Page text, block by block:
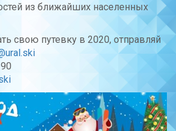
из ближайших населенных
свою путевку в 2020, отправляй